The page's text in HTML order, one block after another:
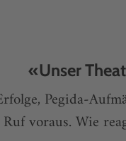
«Unser
Pegida-
voraus. Wie